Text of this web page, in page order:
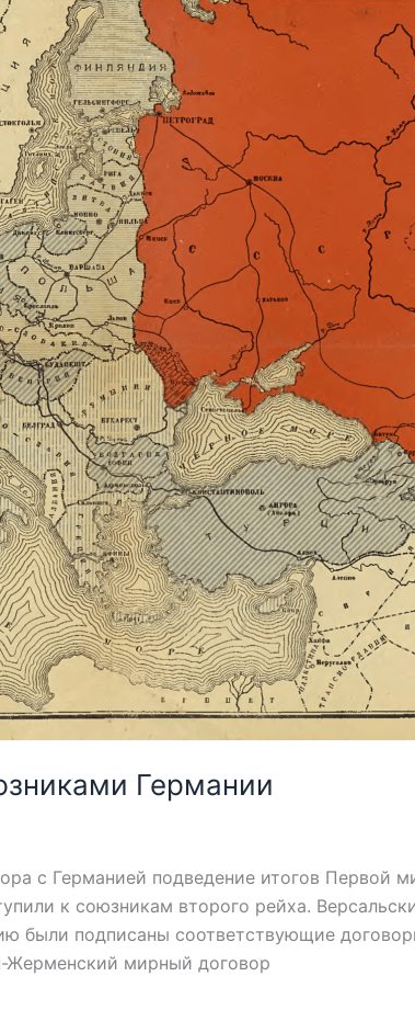
Германии
с Германией подведение итогов Первой
к союзникам второго рейха.
были подписаны соответствующие
мирный договор